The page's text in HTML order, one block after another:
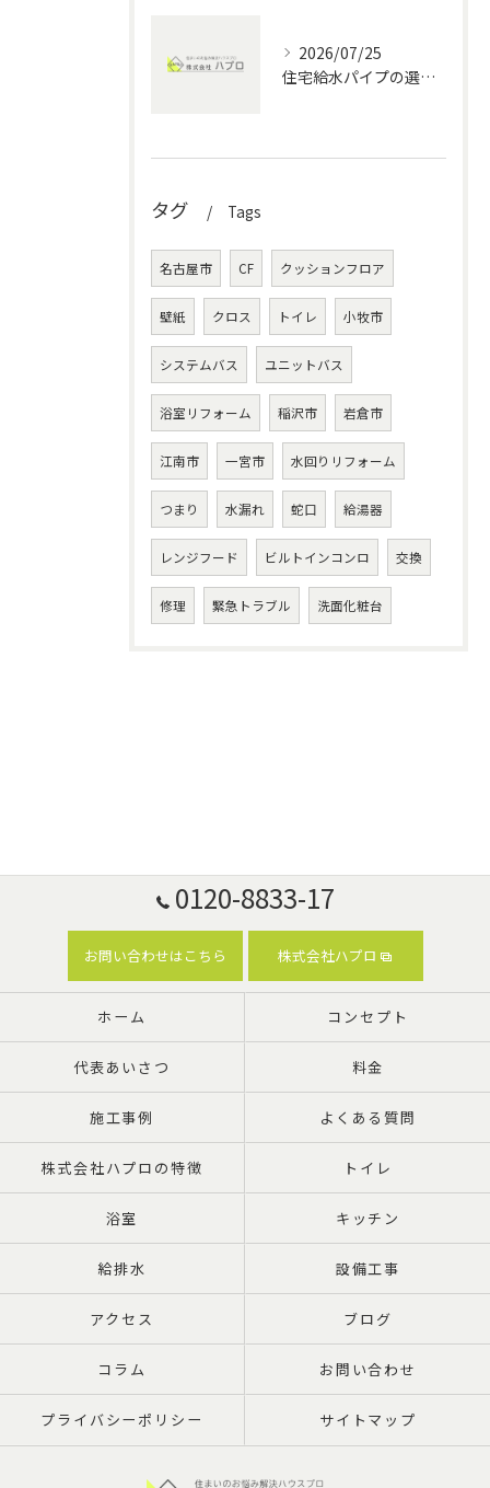
2026/07/25
住宅給水パイプの選び方と愛知県の水回りメンテナンス完全ガイド
タグ Tags
名古屋市 CF クッションフロア
壁紙 クロス トイレ 小牧市
システムバス ユニットバス
浴室リフォーム 稲沢市 岩倉市
江南市 一宮市 水回りリフォーム
つまり 水漏れ 蛇口 給湯器
レンジフード ビルトインコンロ 交換
修理 緊急トラブル 洗面化粧台
0120-8833-17
お問い合わせはこちら 株式会社ハプロ
ホーム コンセプト
代表あいさつ 料金
施工事例 よくある質問
株式会社ハプロの特徴 トイレ
浴室 キッチン
給排水 設備工事
アクセス ブログ
コラム お問い合わせ
プライバシーポリシー サイトマップ